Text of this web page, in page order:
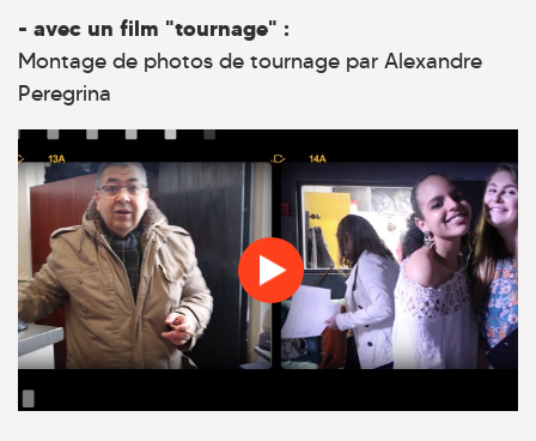
- avec un film "tournage" :
Montage de photos de tournage par Alexandre
Peregrina
Promo 2017_une année de
tournage au CLCF